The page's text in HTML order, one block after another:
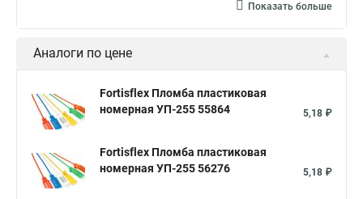
Показать больше
Аналоги по цене
Fortisflex Пломба пластиковая
номерная УП-255 55864
5,18 ₽
Fortisflex Пломба пластиковая
номерная УП-255 56276
5,18 ₽